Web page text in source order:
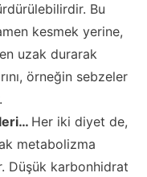
Bu
kesmek yerine,
uzak durarak
örneğin sebzeler
Her iki diyet de,
metabolizma
Düşük karbonhidrat